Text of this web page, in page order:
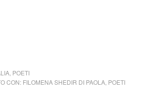
, POETI
CON: FILOMENA SHEDIR DI PAOLA, POETI